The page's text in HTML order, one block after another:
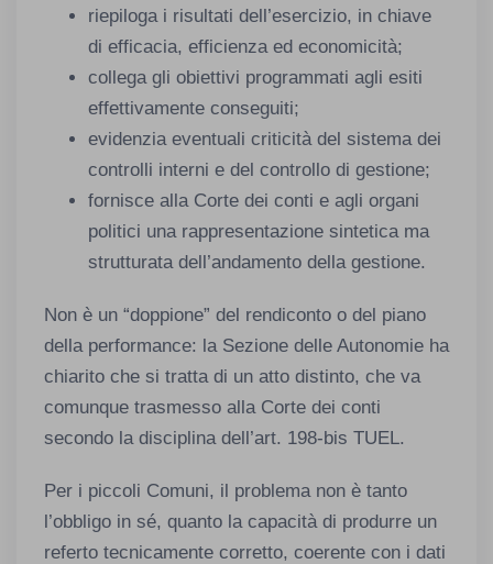
riepiloga i risultati dell’esercizio, in chiave
di efficacia, efficienza ed economicità;
collega gli obiettivi programmati agli esiti
effettivamente conseguiti;
evidenzia eventuali criticità del sistema dei
controlli interni e del controllo di gestione;
fornisce alla Corte dei conti e agli organi
politici una rappresentazione sintetica ma
strutturata dell’andamento della gestione.
Non è un “doppione” del rendiconto o del piano
della performance: la Sezione delle Autonomie ha
chiarito che si tratta di un atto distinto, che va
comunque trasmesso alla Corte dei conti
secondo la disciplina dell’art. 198-bis TUEL.
Per i piccoli Comuni, il problema non è tanto
l’obbligo in sé, quanto la capacità di produrre un
referto tecnicamente corretto, coerente con i dati